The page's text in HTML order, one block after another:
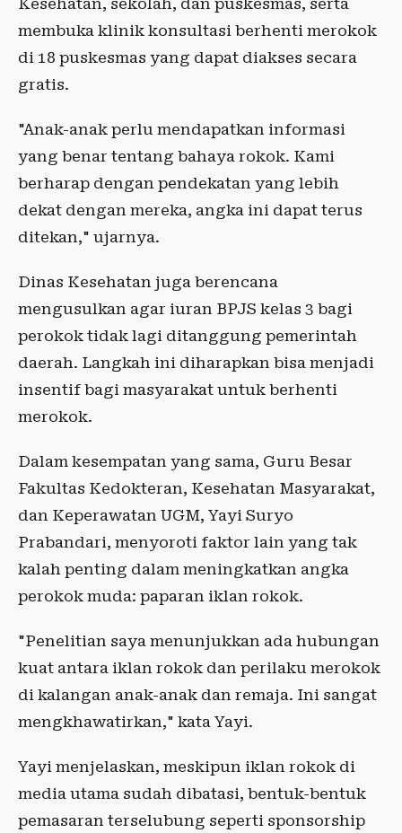
Kesehatan, sekolah, dan puskesmas, serta
membuka klinik konsultasi berhenti merokok
di 18 puskesmas yang dapat diakses secara
gratis.
"Anak-anak perlu mendapatkan informasi
yang benar tentang bahaya rokok. Kami
berharap dengan pendekatan yang lebih
dekat dengan mereka, angka ini dapat terus
ditekan," ujarnya.
Dinas Kesehatan juga berencana
mengusulkan agar iuran BPJS kelas 3 bagi
perokok tidak lagi ditanggung pemerintah
daerah. Langkah ini diharapkan bisa menjadi
insentif bagi masyarakat untuk berhenti
merokok.
Dalam kesempatan yang sama, Guru Besar
Fakultas Kedokteran, Kesehatan Masyarakat,
dan Keperawatan UGM, Yayi Suryo
Prabandari, menyoroti faktor lain yang tak
kalah penting dalam meningkatkan angka
perokok muda: paparan iklan rokok.
"Penelitian saya menunjukkan ada hubungan
kuat antara iklan rokok dan perilaku merokok
di kalangan anak-anak dan remaja. Ini sangat
mengkhawatirkan," kata Yayi.
Yayi menjelaskan, meskipun iklan rokok di
media utama sudah dibatasi, bentuk-bentuk
pemasaran terselubung seperti sponsorship